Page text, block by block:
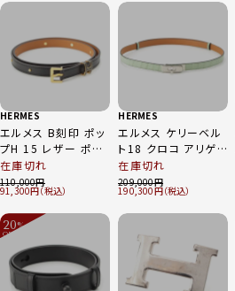
HERMES
エルメス B刻印 ポッ
プH 15 レザー ポッ
プアッシュ ベルト ブ
ラック ゴールド金具
75
在庫切れ
110,000
91,300
HERMES
エルメス ケリーベル
ト18 クロコ アリゲ
ーターマット B刻印
シルバー金具 ベルト
ヴェールドー グリー
ン
在庫切れ
209,000
190,300
20%
OFF